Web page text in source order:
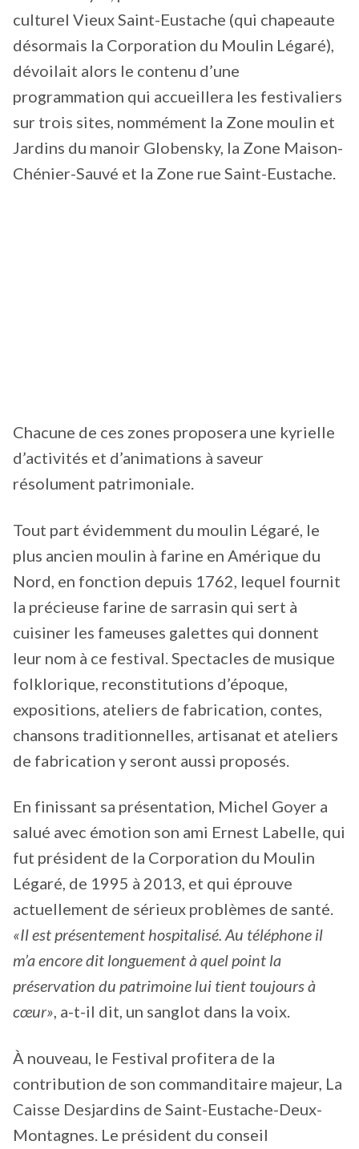
culturel Vieux Saint-Eustache (qui chapeaute
désormais la Corporation du Moulin Légaré),
dévoilait alors le contenu d’une
programmation qui accueillera les festivaliers
sur trois sites, nommément la Zone moulin et
Jardins du manoir Globensky, la Zone Maison-
Chénier-Sauvé et la Zone rue Saint-Eustache.
Chacune de ces zones proposera une kyrielle
d’activités et d’animations à saveur
résolument patrimoniale.
Tout part évidemment du moulin Légaré, le
plus ancien moulin à farine en Amérique du
Nord, en fonction depuis 1762, lequel fournit
la précieuse farine de sarrasin qui sert à
cuisiner les fameuses galettes qui donnent
leur nom à ce festival. Spectacles de musique
folklorique, reconstitutions d’époque,
expositions, ateliers de fabrication, contes,
chansons traditionnelles, artisanat et ateliers
de fabrication y seront aussi proposés.
En finissant sa présentation, Michel Goyer a
salué avec émotion son ami Ernest Labelle, qui
fut président de la Corporation du Moulin
Légaré, de 1995 à 2013, et qui éprouve
actuellement de sérieux problèmes de santé.
«Il est présentement hospitalisé. Au téléphone il
m’a encore dit longuement à quel point la
préservation du patrimoine lui tient toujours à
cœur», a-t-il dit, un sanglot dans la voix.
À nouveau, le Festival profitera de la
contribution de son commanditaire majeur, La
Caisse Desjardins de Saint-Eustache-Deux-
Montagnes. Le président du conseil